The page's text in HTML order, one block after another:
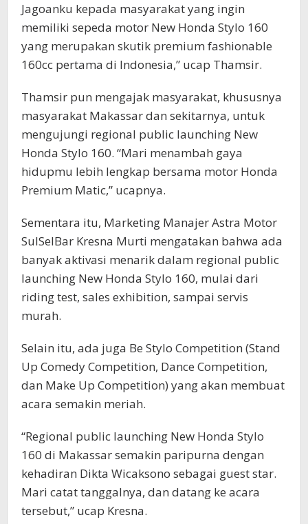
Jagoanku kepada masyarakat yang ingin
memiliki sepeda motor New Honda Stylo 160
yang merupakan skutik premium fashionable
160cc pertama di Indonesia,” ucap Thamsir.
Thamsir pun mengajak masyarakat, khususnya
masyarakat Makassar dan sekitarnya, untuk
mengujungi regional public launching New
Honda Stylo 160. “Mari menambah gaya
hidupmu lebih lengkap bersama motor Honda
Premium Matic,” ucapnya.
Sementara itu, Marketing Manajer Astra Motor
SulSelBar Kresna Murti mengatakan bahwa ada
banyak aktivasi menarik dalam regional public
launching New Honda Stylo 160, mulai dari
riding test, sales exhibition, sampai servis
murah.
Selain itu, ada juga Be Stylo Competition (Stand
Up Comedy Competition, Dance Competition,
dan Make Up Competition) yang akan membuat
acara semakin meriah.
“Regional public launching New Honda Stylo
160 di Makassar semakin paripurna dengan
kehadiran Dikta Wicaksono sebagai guest star.
Mari catat tanggalnya, dan datang ke acara
tersebut,” ucap Kresna.